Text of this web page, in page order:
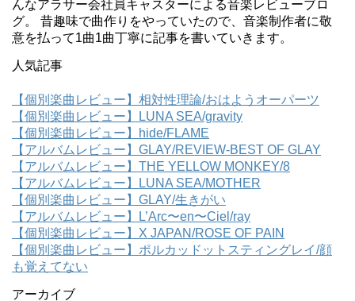
んなアラサー会社員キャスターによる音楽レビューブロ
グ。 昔趣味で曲作りをやっていたので、音楽制作者に敬
意を払って1曲1曲丁寧に記事を書いていきます。
人気記事
【個別楽曲レビュー】相対性理論/おはようオーパーツ
【個別楽曲レビュー】LUNA SEA/gravity
【個別楽曲レビュー】hide/FLAME
【アルバムレビュー】GLAY/REVIEW-BEST OF GLAY
【アルバムレビュー】THE YELLOW MONKEY/8
【アルバムレビュー】LUNA SEA/MOTHER
【個別楽曲レビュー】GLAY/生きがい
【アルバムレビュー】L’Arc〜en〜Ciel/ray
【個別楽曲レビュー】X JAPAN/ROSE OF PAIN
【個別楽曲レビュー】ポルカッドットスティングレイ/顔
も覚えてない
アーカイブ